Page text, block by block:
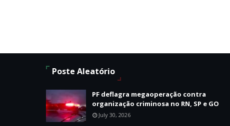
Poste Aleatório
PF deflagra megaoperação contra
organização criminosa no RN, SP e GO
July 30, 2026